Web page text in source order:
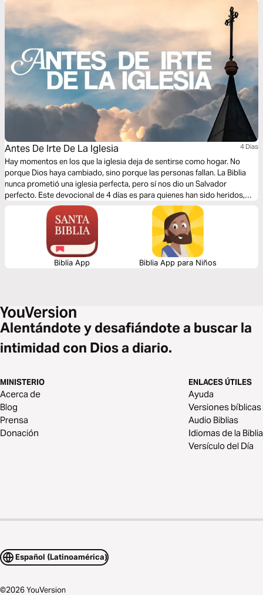
Antes De Irte De La Iglesia 4 Dias
Hay momentos en los que la iglesia deja de sentirse como hogar. No
porque Dios haya cambiado, sino porque las personas fallan. La Biblia
nunca prometió una iglesia perfecta, pero sí nos dio un Salvador
perfecto. Este devocional de 4 días es para quienes han sido heridos,
confundidos o decepcionados dentro de la iglesia. A través de la Biblia
veremos cómo responder al dolor, cómo restaurar relaciones y cómo
construir una comunidad más sana. Antes de irte de la iglesia, detente un
momento y considera lo que Dios podría querer sanar.
Biblia App Biblia App para Niños
Alentándote y desafiándote a buscar la
intimidad con Dios a diario.
MINISTERIO
Acerca de
Blog
Prensa
Donación
ENLACES ÚTILES
Ayuda
Versiones bíblicas
Audio Biblias
Idiomas de la Biblia
Versículo del Día
Español (Latinoamérica)
©2026YouVersion